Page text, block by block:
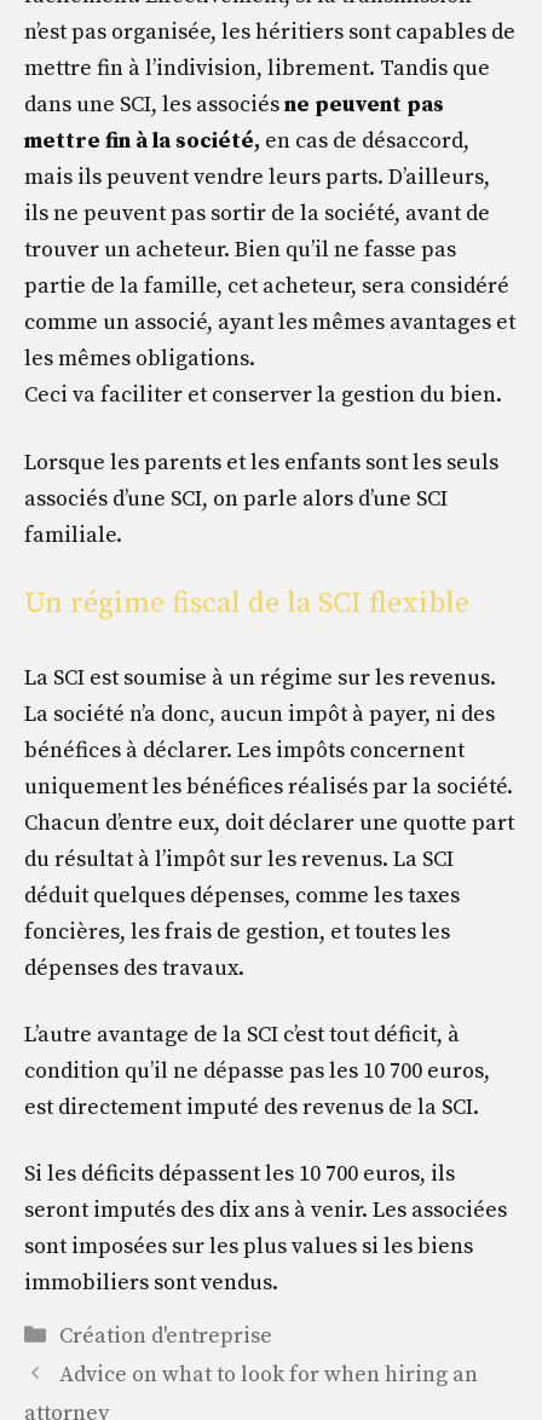
n’est pas organisée, les héritiers sont capables de
mettre fin à l’indivision, librement. Tandis que
dans une SCI, les associésne peuvent pas
mettre fin à la société, en cas de désaccord,
mais ils peuvent vendre leurs parts. D’ailleurs,
ils ne peuvent pas sortir de la société, avant de
trouver un acheteur. Bien qu’il ne fasse pas
partie de la famille, cet acheteur, sera considéré
comme un associé, ayant les mêmes avantages et
les mêmes obligations.
Ceci va faciliter et conserver la gestion du bien.
Lorsque les parents et les enfants sont les seuls
associés d’une SCI, on parle alors d’une SCI
familiale.
Un régime fiscal de la SCI flexible
La SCI est soumise à un régime sur les revenus.
La société n’a donc, aucun impôt à payer, ni des
bénéfices à déclarer. Les impôts concernent
uniquement les bénéfices réalisés par la société.
Chacun d’entre eux, doit déclarer une quotte part
du résultat à l’impôt sur les revenus. La SCI
déduit quelques dépenses, comme les taxes
foncières, les frais de gestion, et toutes les
dépenses des travaux.
L’autre avantage de la SCI c’est tout déficit, à
condition qu’il ne dépasse pas les 10 700 euros,
est directement imputé des revenus de la SCI.
Si les déficits dépassent les 10 700 euros, ils
seront imputés des dix ans à venir. Les associées
sont imposées sur les plus values si les biens
immobiliers sont vendus.
Catégories
Création d'entreprise
Advice on what to look for when hiring an
attorney